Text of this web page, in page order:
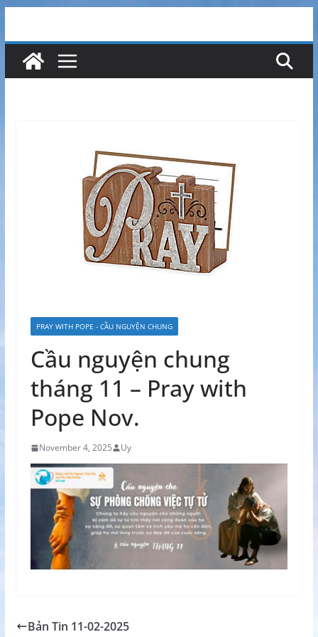
PRAY WITH POPE - CẦU NGUYỆN CHUNG
Cầu nguyện chung
tháng 11 – Pray with
Pope Nov.
November 4, 2025 Uy
Bản Tin 11-02-2025